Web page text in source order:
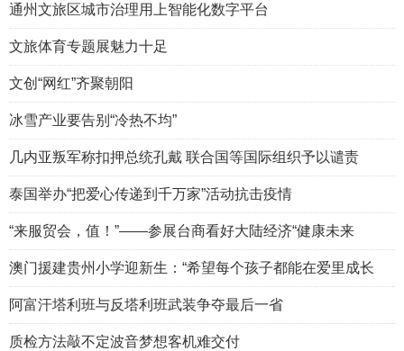
通州文旅区城市治理用上智能化数字平台
文旅体育专题展魅力十足
文创“网红”齐聚朝阳
冰雪产业要告别“冷热不均”
几内亚叛军称扣押总统孔戴 联合国等国际组织予以谴责
泰国举办“把爱心传递到千万家”活动抗击疫情
“来服贸会，值！”——参展台商看好大陆经济“健康未来
澳门援建贵州小学迎新生：“希望每个孩子都能在爱里成长
阿富汗塔利班与反塔利班武装争夺最后一省
质检方法敲不定波音梦想客机难交付